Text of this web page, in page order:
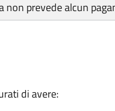
non prevede alcun
di avere: